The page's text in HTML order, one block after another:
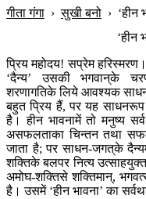
गीता गंगा ›सुखी बनो › ‘हीन
‘हीन
प्रिय महोदय! सप्रेम
‘दैन्य’ उसकी भगवान‍्के
शरणागतिके लिये आवश्यक साधन
बहुत प्रिय हैं, पर यह साधनरूप
है। हीन भावनामें तो मनुष्य
असफलताका चिन्तन तथा
जाता है; पर साधन-जगत‍्के
शक्तिके बलपर नित्य
अमोघ-शक्तिसे शक्तिमान्,
है। उसमें ‘हीन भावना’ का